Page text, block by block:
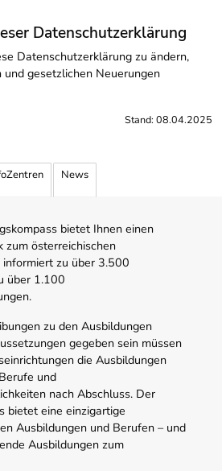
Datenschutzerklärung
Datenschutzerklärung zu ändern,
gesetzlichen Neuerungen
Stand: 08.04.2025
News
bietet Ihnen einen
zum österreichischen
zu über 3.500
über 1.100
zu den Ausbildungen
gegeben sein müssen
die Ausbildungen
und
nach Abschluss. Der
bietet eine einzigartige
Ausbildungen und Berufen – und
Ausbildungen zum